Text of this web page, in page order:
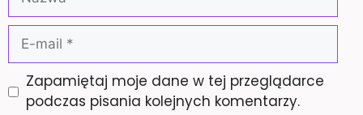
mail
Zapamiętaj moje dane w tej przeglądarce
podczas pisania kolejnych komentarzy.